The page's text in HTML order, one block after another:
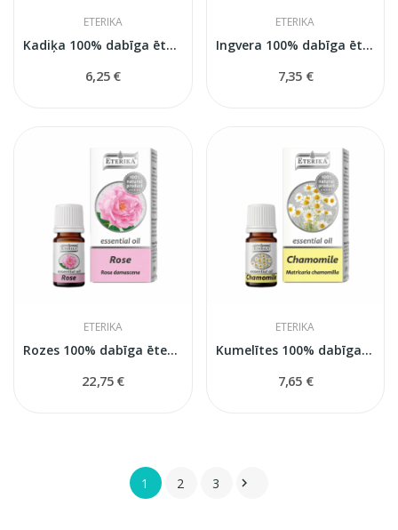
ETERIKA
Kadiķa 100% dabīga ēteriskā eļļa (Juniperus...
6,25 €
ETERIKA
Ingvera 100% dabīga ēteriskā eļļa (Zingiber...
7,35 €
ETERIKA
Rozes 100% dabīga ēteriskā eļļa (Rosa...
22,75 €
ETERIKA
Kumelītes 100% dabīga ēteriskā eļļa (Matricaria...
7,65 €
1 2 3 